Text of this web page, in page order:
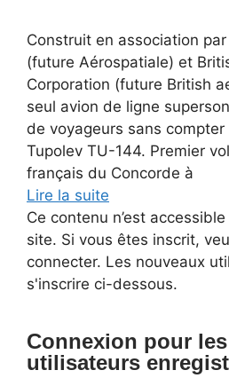
Construit en association
(future Aérospatiale) et
Corporation (future British
seul avion de ligne
de voyageurs sans
Tupolev TU-144. Premier
français du Concorde à
Lire la suite
Ce contenu n’est
site. Si vous êtes inscrit,
connecter. Les nouveaux
s'inscrire ci-dessous.
Connexion pour les
utilisateurs